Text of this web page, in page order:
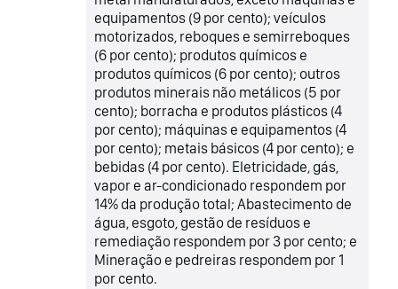
equipamentos (9 por cento); veículos
motorizados, reboques e semirreboques
(6 por cento); produtos químicos e
produtos químicos (6 por cento); outros
produtos minerais não metálicos (5 por
cento); borracha e produtos plásticos (4
por cento); máquinas e equipamentos (4
por cento); metais básicos (4 por cento); e
bebidas (4 por cento). Eletricidade, gás,
vapor e ar-condicionado respondem por
14% da produção total; Abastecimento de
água, esgoto, gestão de resíduos e
remediação respondem por 3 por cento; e
Mineração e pedreiras respondem por 1
por cento.